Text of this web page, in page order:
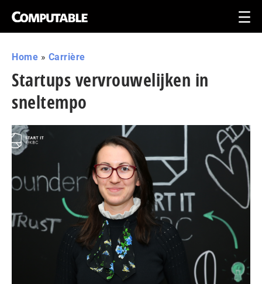
Home » Carrière
Startups vervrouwelijken in
sneltempo